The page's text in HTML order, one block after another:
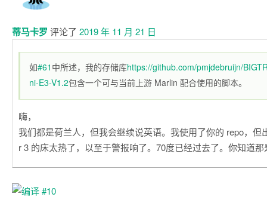
蒂马卡罗 评论了 2019 年 11 月 21 日
如#61 中所述，我的存储库https://github.com/pmjdebruijn/
ni-E3-V1.2包含一个可与当前上游 Marlin 配合使用的脚本。
嗨，
我们都是荷兰人，但我会继续说英语。我使用了你的 repo，但
r 3 的床太热了，以至于警报响了。70度已经过去了。你知道